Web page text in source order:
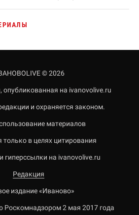
© 2026
на ivanovolive.ru
и охраняется законом.
материалов
только в целях цитирования
гиперссылки на ivanovolive.ru
Редакция
издание «Иваново»
Роскомнадзором 2 мая 2017 года